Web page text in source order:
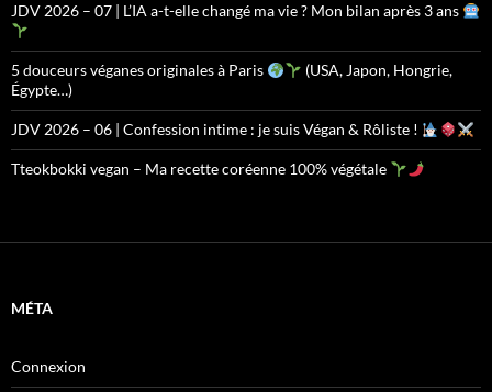
JDV 2026 – 07 | L’IA a-t-elle changé ma vie ? Mon bilan après 3 ans
5 douceurs véganes originales à Paris
(USA, Japon, Hongrie,
Égypte…)
JDV 2026 – 06 | Confession intime : je suis Végan & Rôliste !
Tteokbokki vegan – Ma recette coréenne 100% végétale
MÉTA
Connexion